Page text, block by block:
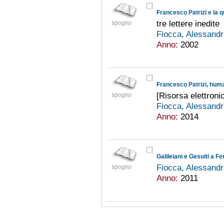
spoglio
tre lettere inedite
Fiocca,
Anno: 2002
spoglio
Francesco Patrizi,
[Risorsa
Fiocca,
Anno: 2014
spoglio
Galileiani e Gesuiti a
Fiocca,
Anno: 2011